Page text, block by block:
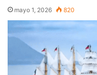
mayo 1, 2026 820